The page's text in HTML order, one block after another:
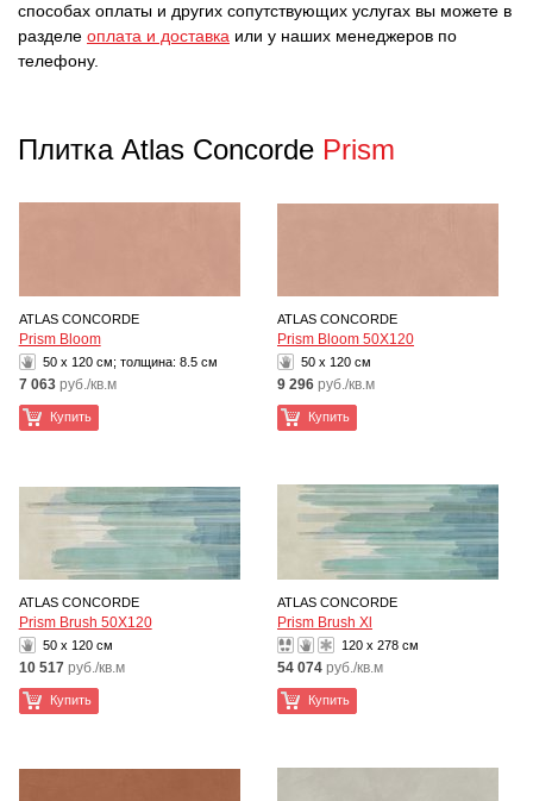
способах оплаты и других сопутствующих услугах вы можете в
разделе оплата и доставка или у наших менеджеров по
телефону.
Плитка Atlas Concorde Prism
ATLAS CONCORDE
Prism Bloom
50 x 120 см; толщина: 8.5 см
7 063 руб./кв.м
Купить
ATLAS CONCORDE
Prism Bloom 50X120
50 x 120 см
9 296 руб./кв.м
Купить
ATLAS CONCORDE
Prism Brush 50X120
50 x 120 см
10 517 руб./кв.м
Купить
ATLAS CONCORDE
Prism Brush Xl
120 x 278 см
54 074 руб./кв.м
Купить